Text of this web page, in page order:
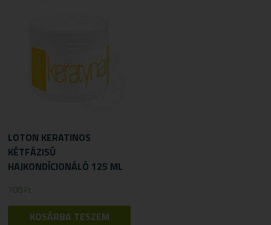
LOTON KERATINOS
KÉTFÁZISÚ
HAJKONDÍCIONÁLÓ 125 ML
700Ft
KOSÁRBA TESZEM